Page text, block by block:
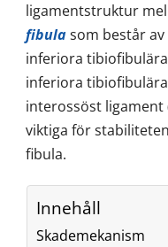
ligamentstruktur
fibula som består
inferiora
inferiora
interossöst ligament
viktiga för
fibula.
Innehåll
Skademekanism